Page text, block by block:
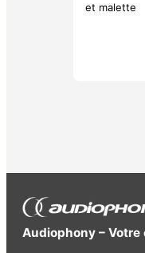
et malette
Audiophony –